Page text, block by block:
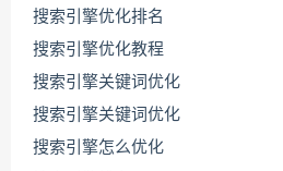
搜索引擎优化排名
搜索引擎优化教程
搜索引擎关键词优化
搜索引擎关键词优化
搜索引擎怎么优化